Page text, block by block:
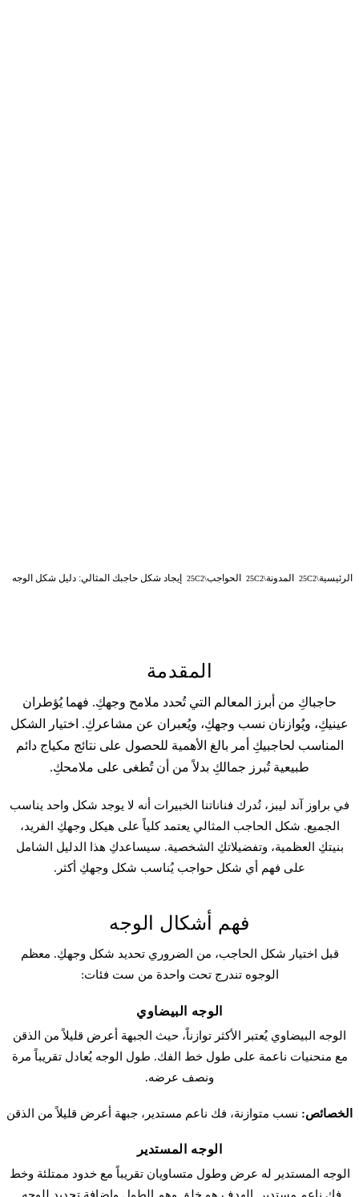
الرئيسية المدونة الحواجب إيجاد شكل حاجبك المثالي: دليل شكل الوجه
المقدمة
حاجباكِ من أبرز المعالم التي تُحدد ملامح وجهكِ. فهما يُؤطران
عينيكِ، ويُوازنان نسب وجهكِ، ويُعبران عن مشاعركِ. اختيار الشكل
المناسب لحاجبيكِ أمر بالغ الأهمية للحصول على نتائج مكياج دائم
طبيعية تُبرز جمالكِ بدلاً من أن تُطغى على ملامحكِ.
في براوز آند ليبز، تُدرك فناناتنا الخبيرات أنه لا يوجد شكل واحد يناسب
الجميع. شكل الحاجب المثالي يعتمد كلياً على هيكل وجهكِ الفريد،
بنيتكِ العظمية، وتفضيلاتكِ الشخصية. سيساعدكِ هذا الدليل الشامل
على فهم أي شكل حواجب يُناسب شكل وجهكِ أكثر.
فهم أشكال الوجه
قبل اختيار شكل الحاجب، من الضروري تحديد شكل وجهكِ. معظم
الوجوه تندرج تحت واحدة من ست فئات:
الوجه البيضاوي
الوجه البيضاوي يُعتبر الأكثر توازناً، حيث الجبهة أعرض قليلاً من الذقن
مع منحنيات ناعمة على طول خط الفك. طول الوجه يُعادل تقريباً مرة
ونصف عرضه.
الخصائص: نسب متوازنة، فك ناعم مستدير، جبهة أعرض قليلاً من الذقن
الوجه المستدير
الوجه المستدير له عرض وطول متساويان تقريباً مع خدود ممتلئة وخط